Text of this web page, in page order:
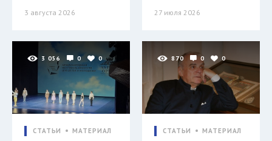
3 августа 2026 27 июля 2026
3 056 0 0
СТАТЬИ МАТЕРИАЛ
870 0 0
СТАТЬИ МАТЕРИАЛ